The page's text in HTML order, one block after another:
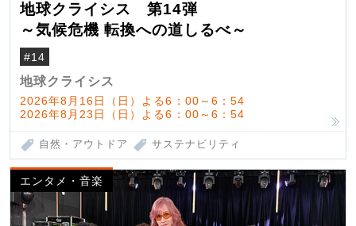
地球クライシス 第14弾
～気候危機 転換への道しるべ～
#14
地球クライシス
2026年8月16日（日）よる6：00～6：54
2026年8月23日（日）よる6：00～6：54
自然・アウトドア サステナビリティ
エンタメ・音楽